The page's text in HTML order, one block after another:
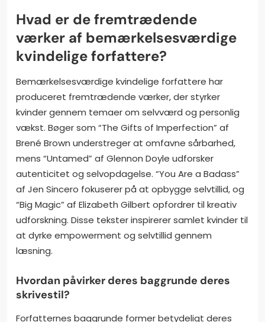
Hvad er de fremtrædende
værker af bemærkelsesværdige
kvindelige forfattere?
Bemærkelsesværdige kvindelige forfattere har
produceret fremtrædende værker, der styrker
kvinder gennem temaer om selvværd og personlig
vækst. Bøger som “The Gifts of Imperfection” af
Brené Brown understreger at omfavne sårbarhed,
mens “Untamed” af Glennon Doyle udforsker
autenticitet og selvopdagelse. “You Are a Badass”
af Jen Sincero fokuserer på at opbygge selvtillid, og
“Big Magic” af Elizabeth Gilbert opfordrer til kreativ
udforskning. Disse tekster inspirerer samlet kvinder til
at dyrke empowerment og selvtillid gennem
læsning.
Hvordan påvirker deres baggrunde deres
skrivestil?
Forfatternes baggrunde former betydeligt deres